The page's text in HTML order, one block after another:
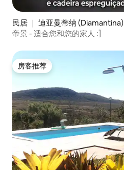
民居 ｜ 迪亚曼蒂纳 (Diamantina)
帝景 - 适合您和您的家人 :]
房客推荐
房客推荐